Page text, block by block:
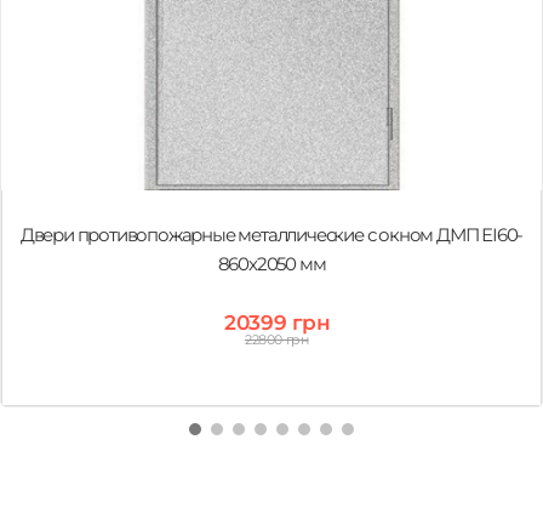
Двери противопожарные металлические с окном ДМП ЕІ60-
860х2050 мм
20399 грн
22800 грн